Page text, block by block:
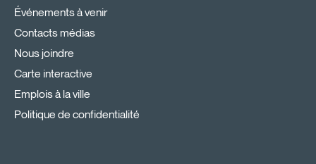
Événements à venir
Contacts médias
Nous joindre
Carte interactive
Emplois à la ville
Politique de confidentialité